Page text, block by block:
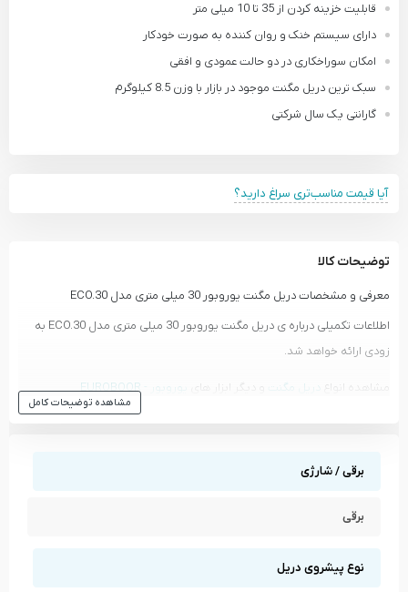
قابلیت خزینه کردن از 35 تا 10 میلی‌ متر
دارای سیستم خنک و روان کننده به صورت خودکار
امکان سوراخکاری در دو حالت عمودی و افقی
سبک ترین دریل مگنت موجود در بازار با وزن 8.5 کیلوگرم
گارانتی یک سال شرکتی
آیا قیمت مناسب‌تری سراغ دارید؟
توضیحات کالا
معرفی و مشخصات دریل مگنت یوروبور 30 میلی متری مدل ECO.30
اطلاعات تکمیلی درباره ی دریل مگنت یوروبور 30 میلی متری مدل ECO.30 به
زودی ارائه خواهد شد.
مشاهده انواع دریل مگنت و دیگر ابزار های
یوروبور - EUROBOOR
مشاهده توضیحات کامل
برقی / شارژی
برقی
نوع پیشروی دریل